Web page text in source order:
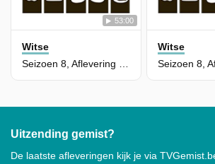
53:00
Witse
Witse
Uitzending gemist?
De laatste afleveringen kijk je via